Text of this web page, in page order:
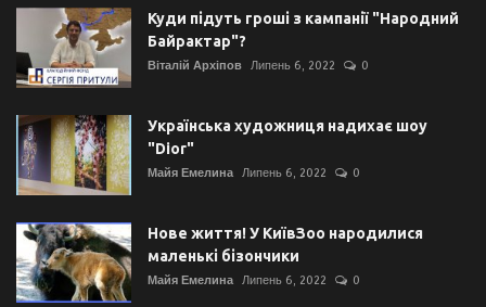
Куди підуть гроші з кампанії "Народний
Байрактар"?
Віталій Архіпов Липень 6, 2022 0
Українська художниця надихає шоу
"Dior"
Майя Емелина Липень 6, 2022 0
Нове життя! У КиївЗоо народилися
маленькі бізончики
Майя Емелина Липень 6, 2022 0